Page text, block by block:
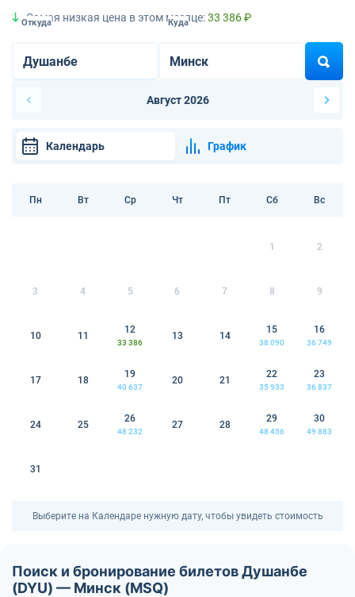
Самая низкая цена в этом месяце:33 386 ₽
Откуда Куда
Август 2026
Календарь График
Пн Вт Ср Чт Пт Сб Вс
1 2
3 4 5 6 7 8 9
10 11
12
33 386
13 14
15
38 090
16
36 749
17 18
19
40 637
20 21
22
35 933
23
36 837
24 25
26
48 232
27 28
29
48 456
30
49 883
31
Выберите на Календаре нужную дату, чтобы увидеть стоимость
Поиск и бронирование билетов Душанбе
(DYU) — Минск (MSQ)